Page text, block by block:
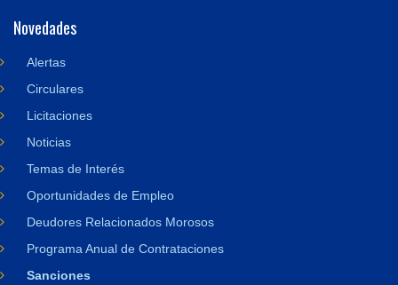
Novedades
Alertas
Circulares
Licitaciones
Noticias
Temas de Interés
Oportunidades de Empleo
Deudores Relacionados Morosos
Programa Anual de Contrataciones
Sanciones